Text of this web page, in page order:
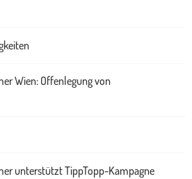
Wien: Offenlegung von
unterstützt TippTopp-Kampagne